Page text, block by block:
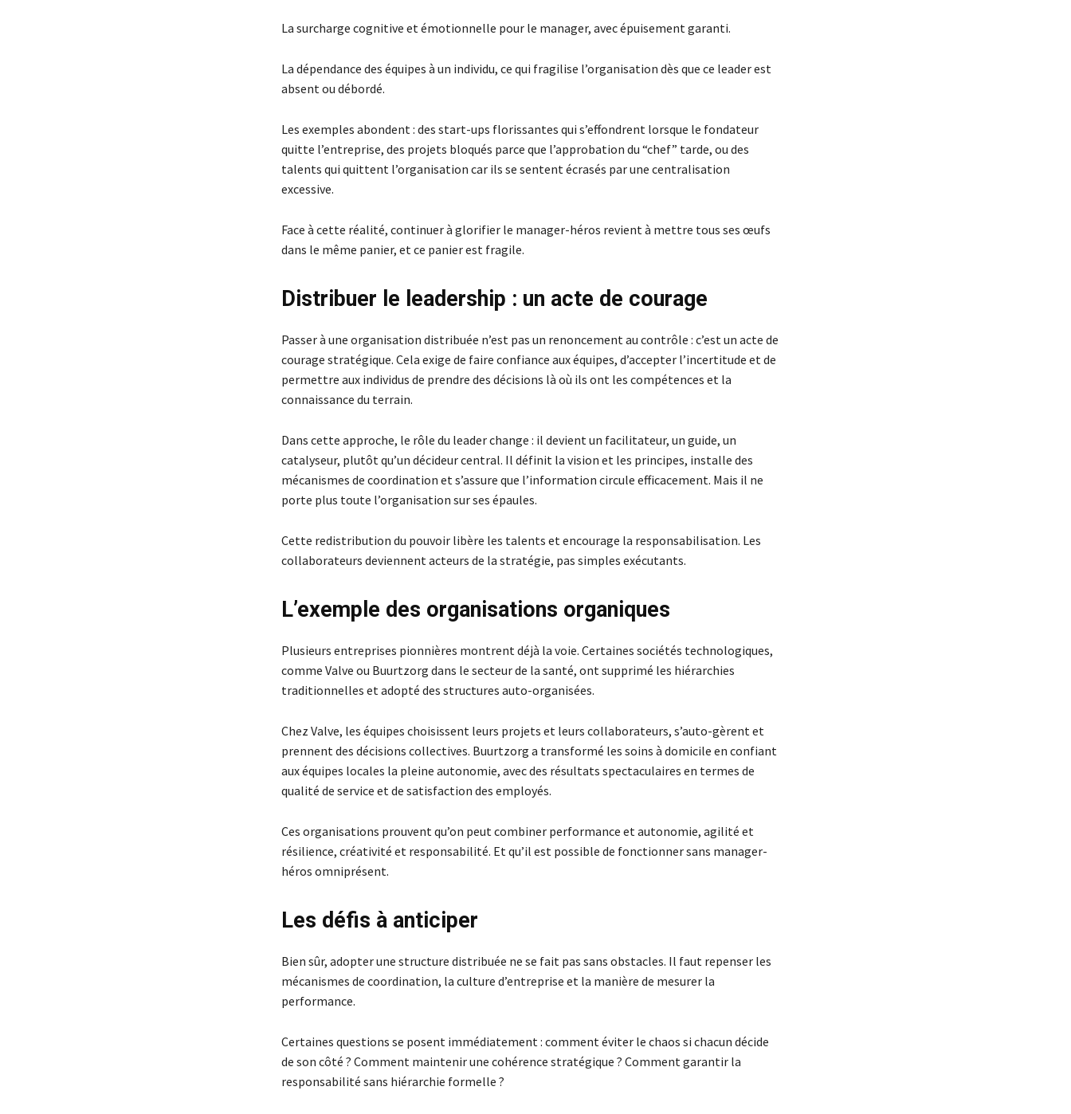
La surcharge cognitive et émotionnelle pour le manager, avec épuisement garanti.
La dépendance des équipes à un individu, ce qui fragilise l’organisation dès que ce leader est
absent ou débordé.
Les exemples abondent : des start-ups florissantes qui s’effondrent lorsque le fondateur
quitte l’entreprise, des projets bloqués parce que l’approbation du “chef” tarde, ou des
talents qui quittent l’organisation car ils se sentent écrasés par une centralisation
excessive.
Face à cette réalité, continuer à glorifier le manager-héros revient à mettre tous ses œufs
dans le même panier, et ce panier est fragile.
Distribuer le leadership : un acte de courage
Passer à une organisation distribuée n’est pas un renoncement au contrôle : c’est un acte de
courage stratégique. Cela exige de faire confiance aux équipes, d’accepter l’incertitude et de
permettre aux individus de prendre des décisions là où ils ont les compétences et la
connaissance du terrain.
Dans cette approche, le rôle du leader change : il devient un facilitateur, un guide, un
catalyseur, plutôt qu’un décideur central. Il définit la vision et les principes, installe des
mécanismes de coordination et s’assure que l’information circule efficacement. Mais il ne
porte plus toute l’organisation sur ses épaules.
Cette redistribution du pouvoir libère les talents et encourage la responsabilisation. Les
collaborateurs deviennent acteurs de la stratégie, pas simples exécutants.
L’exemple des organisations organiques
Plusieurs entreprises pionnières montrent déjà la voie. Certaines sociétés technologiques,
comme Valve ou Buurtzorg dans le secteur de la santé, ont supprimé les hiérarchies
traditionnelles et adopté des structures auto-organisées.
Chez Valve, les équipes choisissent leurs projets et leurs collaborateurs, s’auto-gèrent et
prennent des décisions collectives. Buurtzorg a transformé les soins à domicile en confiant
aux équipes locales la pleine autonomie, avec des résultats spectaculaires en termes de
qualité de service et de satisfaction des employés.
Ces organisations prouvent qu’on peut combiner performance et autonomie, agilité et
résilience, créativité et responsabilité. Et qu’il est possible de fonctionner sans manager-
héros omniprésent.
Les défis à anticiper
Bien sûr, adopter une structure distribuée ne se fait pas sans obstacles. Il faut repenser les
mécanismes de coordination, la culture d’entreprise et la manière de mesurer la
performance.
Certaines questions se posent immédiatement : comment éviter le chaos si chacun décide
de son côté ? Comment maintenir une cohérence stratégique ? Comment garantir la
responsabilité sans hiérarchie formelle ?